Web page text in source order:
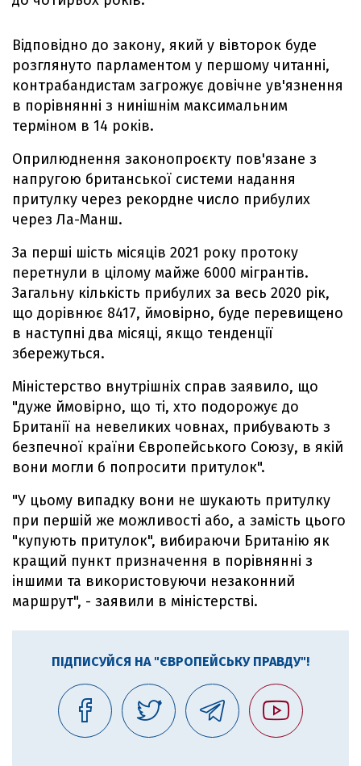
Відповідно до закону, який у вівторок буде
розглянуто парламентом у першому читанні,
контрабандистам загрожує довічне ув'язнення
в порівнянні з нинішнім максимальним
терміном в 14 років.
Оприлюднення законопроєкту пов'язане з
напругою британської системи надання
притулку через рекордне число прибулих
через Ла-Манш.
За перші шість місяців 2021 року протоку
перетнули в цілому майже 6000 мігрантів.
Загальну кількість прибулих за весь 2020 рік,
що дорівнює 8417, ймовірно, буде перевищено
в наступні два місяці, якщо тенденції
збережуться.
Міністерство внутрішніх справ заявило, що
"дуже ймовірно, що ті, хто подорожує до
Британії на невеликих човнах, прибувають з
безпечної країни Європейського Союзу, в якій
вони могли б попросити притулок".
"У цьому випадку вони не шукають притулку
при першій же можливості або, а замість цього
"купують притулок", вибираючи Британію як
кращий пункт призначення в порівнянні з
іншими та використовуючи незаконний
маршрут", - заявили в міністерстві.
ПІДПИСУЙСЯ НА "ЄВРОПЕЙСЬКУ ПРАВДУ"!